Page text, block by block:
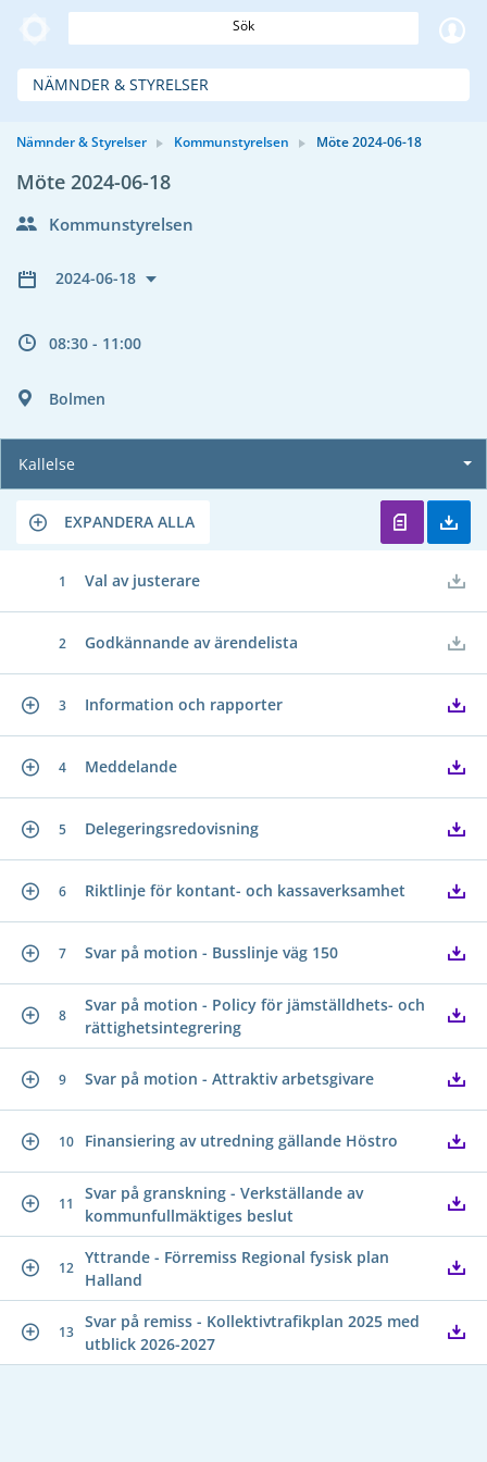
Sök
NÄMNDER & STYRELSER
Nämnder & Styrelser Kommunstyrelsen Möte 2024-06-18
Möte 2024-06-18
Kommunstyrelsen
2024-06-18
08:30 - 11:00
Bolmen
Kallelse
EXPANDERA ALLA
1 Val av justerare
2 Godkännande av ärendelista
3 Information och rapporter
4 Meddelande
5 Delegeringsredovisning
6 Riktlinje för kontant- och kassaverksamhet
7 Svar på motion - Busslinje väg 150
8
Svar på motion - Policy för jämställdhets- och
rättighetsintegrering
9 Svar på motion - Attraktiv arbetsgivare
10 Finansiering av utredning gällande Höstro
11
Svar på granskning - Verkställande av
kommunfullmäktiges beslut
12
Yttrande - Förremiss Regional fysisk plan
Halland
13
Svar på remiss - Kollektivtrafikplan 2025 med
utblick 2026-2027